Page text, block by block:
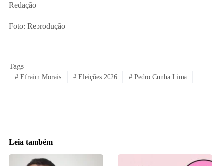
Redação
Foto: Reprodução
Tags
#Efraim Morais #Eleições 2026 # Pedro Cunha Lima
Leia também